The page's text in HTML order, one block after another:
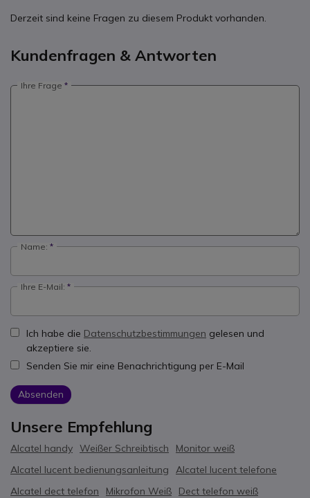
Derzeit sind keine Fragen zu diesem Produkt vorhanden.
Kundenfragen & Antworten
Ihre Frage
Name:
Ihre E-Mail:
Ich habe die Datenschutzbestimmungen gelesen und
akzeptiere sie.
Senden Sie mir eine Benachrichtigung per E-Mail
Absenden
Unsere Empfehlung
Alcatel handy Weißer Schreibtisch
Monitor weiß
Alcatel lucent bedienungsanleitung
Alcatel lucent telefone
Alcatel dect telefon
Mikrofon Weiß
Dect telefon weiß